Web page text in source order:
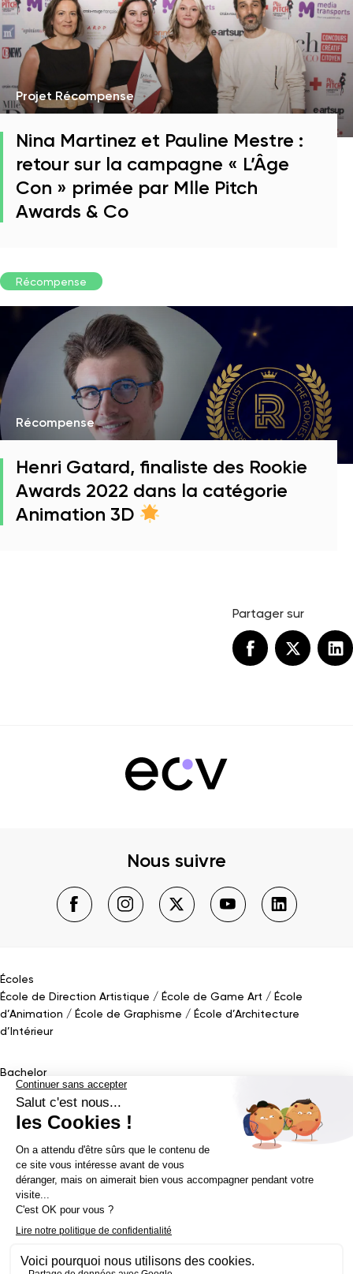
Projet Récompense
Nina Martinez et Pauline Mestre :
retour sur la campagne « L’Âge
Con » primée par Mlle Pitch
Awards & Co
Récompense
Récompense
Henri Gatard, finaliste des Rookie
Awards 2022 dans la catégorie
Animation 3D
Partager sur
Nous suivre
Écoles
École de Direction Artistique
École de Game Art
École
d’Animation
École de Graphisme
École d’Architecture
d’Intérieur
Bachelor
Bachelor Design Graphique
Bachelor Conception UI (en alternance)
Bachelor Cinéma
d’Animation 2D/3D
Bachelor Game
Interactive Design
Mastère
Mastères en Direction Artistique
&
(en alternance)
Mastère Webdesigner (en alternance)